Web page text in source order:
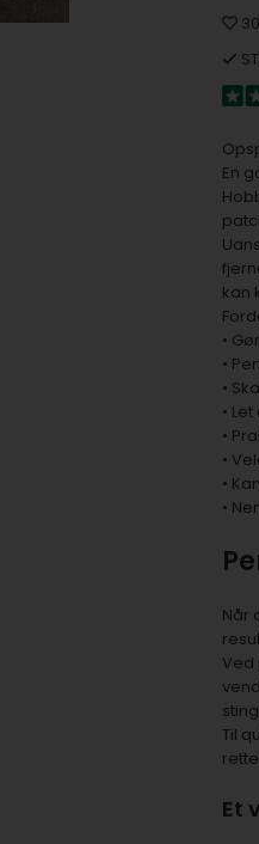
30
En
kan
•
•
•
•
•
•
•
•
Når
Ved
Til
Et